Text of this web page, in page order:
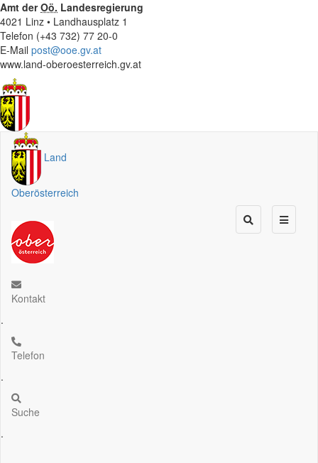
Amt derOö. Landesregierung
4021 Linz • Landhausplatz 1
Telefon (+43 732) 77 20-0
E-Mail post@ooe.gv.at
www.land-oberoesterreich.gv.at
Land
Oberösterreich
Kontakt
.
Telefon
.
Suche
.